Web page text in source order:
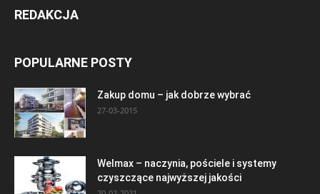
REDAKCJA
POPULARNE POSTY
Zakup domu – jak dobrze wybrać
27-03-2015
Welmax – naczynia, pościele i systemy
czyszczące najwyższej jakości